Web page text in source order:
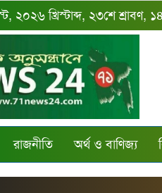
খ্রিস্টাব্দ, ২৩শে শ্রাবণ,
রাজনীতি অর্থ ও বাণিজ্য